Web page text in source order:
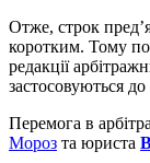
Отже, строк
коротким. Тому
редакції
застосовуються
Перемога в
Мороз та юриста